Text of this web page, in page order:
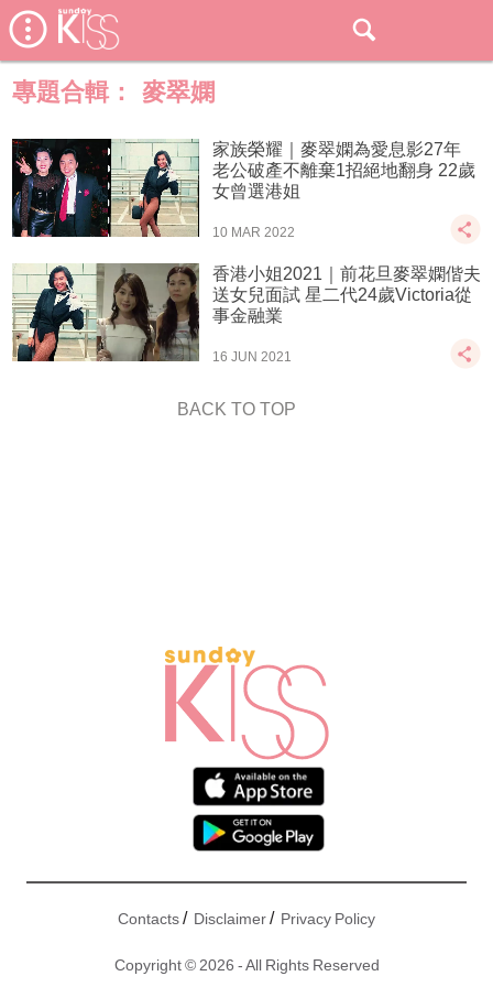
專題合輯： 麥翠嫻
家族榮耀｜麥翠嫻為愛息影27年
老公破產不離棄1招絕地翻身 22歲
女曾選港姐
10 MAR 2022
香港小姐2021｜前花旦麥翠嫻偕夫
送女兒面試 星二代24歲Victoria從
事金融業
16 JUN 2021
BACK TO TOP
Contacts/ Disclaimer/ Privacy Policy
Copyright © 2026 - All Rights Reserved